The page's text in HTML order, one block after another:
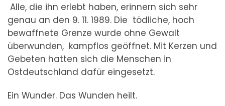
Alle, die ihn erlebt haben, erinnern sich sehr
genau an den 9. 11. 1989. Die tödliche, hoch
bewaffnete Grenze wurde ohne Gewalt
überwunden, kampflos geöffnet. Mit Kerzen und
Gebeten hatten sich die Menschen in
Ostdeutschland dafür eingesetzt.
Ein Wunder. Das Wunden heilt.